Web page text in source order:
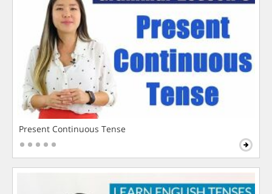
Present Continuous Tense